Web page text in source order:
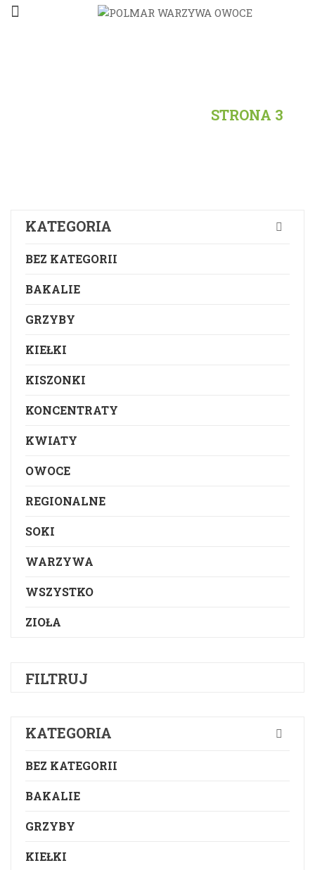
STRONA 3
KATEGORIA
BEZ KATEGORII
BAKALIE
GRZYBY
KIEŁKI
KISZONKI
KONCENTRATY
KWIATY
OWOCE
REGIONALNE
SOKI
WARZYWA
WSZYSTKO
ZIOŁA
FILTRUJ
KATEGORIA
BEZ KATEGORII
BAKALIE
GRZYBY
KIEŁKI